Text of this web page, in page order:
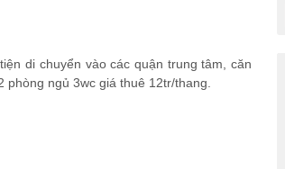
di chuyển vào các quận trung tâm, căn
ngủ 3wc giá thuê 12tr/thang.